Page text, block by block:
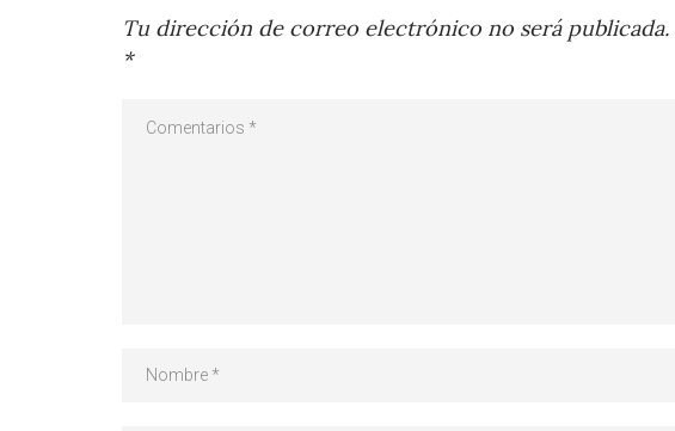
Tu dirección de correo electrónico no será publicada.
*